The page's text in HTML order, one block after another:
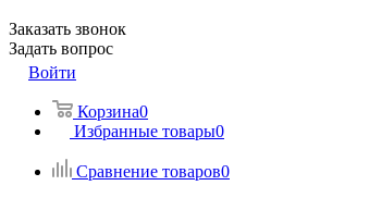
Заказать звонок
Задать вопрос
Войти
Корзина0
Избранные товары0
Сравнение товаров0